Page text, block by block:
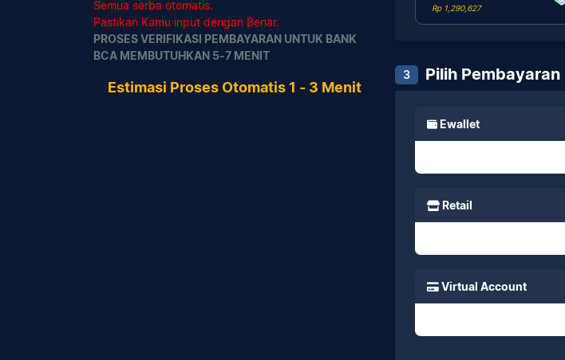
Semua serba otomatis.
Pastikan Kamu input dengan Benar.
PROSES VERIFIKASI PEMBAYARAN UNTUK BANK
BCA MEMBUTUHKAN 5-7 MENIT
Estimasi Proses Otomatis 1 - 3 Menit
Rp 1,290,627
3 Pilih Pembayaran
Ewallet
Retail
Virtual Account